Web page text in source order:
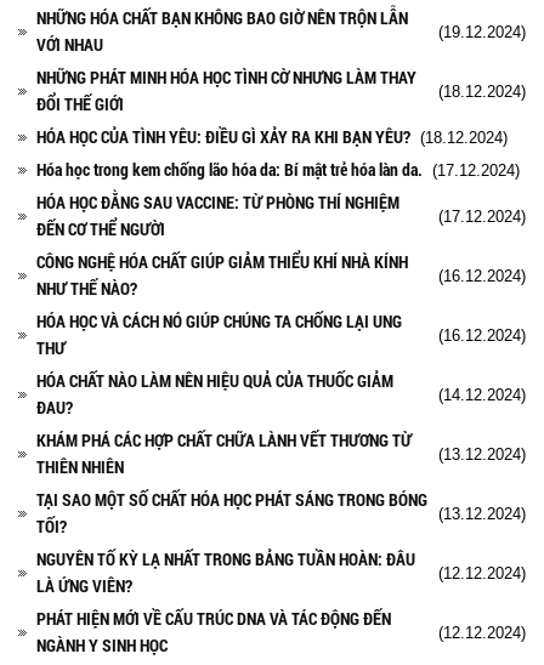
NHỮNG HÓA CHẤT BẠN KHÔNG BAO GIỜ NÊN TRỘN LẪN
VỚI NHAU
(19.12.2024)
NHỮNG PHÁT MINH HÓA HỌC TÌNH CỜ NHƯNG LÀM THAY
ĐỔI THẾ GIỚI
(18.12.2024)
HÓA HỌC CỦA TÌNH YÊU: ĐIỀU GÌ XẢY RA KHI BẠN YÊU? (18.12.2024)
Hóa học trong kem chống lão hóa da: Bí mật trẻ hóa làn da. (17.12.2024)
HÓA HỌC ĐẰNG SAU VACCINE: TỪ PHÒNG THÍ NGHIỆM
ĐẾN CƠ THỂ NGƯỜI
(17.12.2024)
CÔNG NGHỆ HÓA CHẤT GIÚP GIẢM THIỂU KHÍ NHÀ KÍNH
NHƯ THẾ NÀO?
(16.12.2024)
HÓA HỌC VÀ CÁCH NÓ GIÚP CHÚNG TA CHỐNG LẠI UNG
THƯ
(16.12.2024)
HÓA CHẤT NÀO LÀM NÊN HIỆU QUẢ CỦA THUỐC GIẢM
ĐAU?
(14.12.2024)
KHÁM PHÁ CÁC HỢP CHẤT CHỮA LÀNH VẾT THƯƠNG TỪ
THIÊN NHIÊN
(13.12.2024)
TẠI SAO MỘT SỐ CHẤT HÓA HỌC PHÁT SÁNG TRONG BÓNG
TỐI?
(13.12.2024)
NGUYÊN TỐ KỲ LẠ NHẤT TRONG BẢNG TUẦN HOÀN: ĐÂU
LÀ ỨNG VIÊN?
(12.12.2024)
PHÁT HIỆN MỚI VỀ CẤU TRÚC DNA VÀ TÁC ĐỘNG ĐẾN
NGÀNH Y SINH HỌC
(12.12.2024)